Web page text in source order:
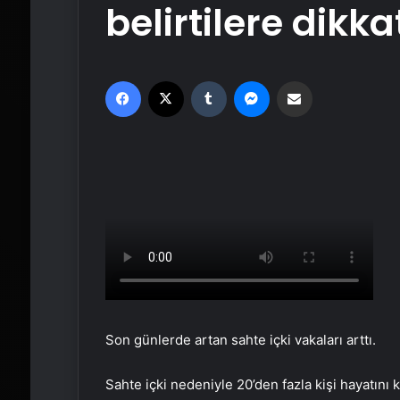
belirtilere
Facebook Tumblr
Son günlerde artan sahte içki vakaları arttı.
Sahte içki nedeniyle 20’den fazla kişi hayatını